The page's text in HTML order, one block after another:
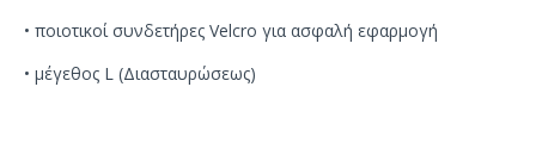
• ποιοτικοί συνδετήρες Velcro για ασφαλή εφαρμογή
• μέγεθος L (Διασταυρώσεως)